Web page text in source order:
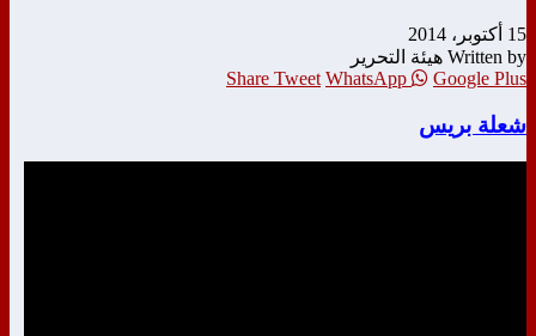
15 أكتوبر، 2014
Written by هيئة التحرير
Share Tweet WhatsApp Google Plus
شعلة بريس